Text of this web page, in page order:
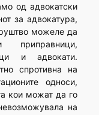
од адвокатски
за адвокатура,
можеле да
приправници,
и адвокати.
спротивна на
односи,
кои можат да го
на